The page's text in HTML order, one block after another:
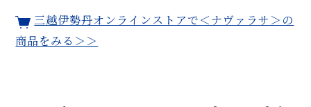
三越伊勢丹オンラインストアで＜ナヴァラサ＞の
商品をみる＞＞